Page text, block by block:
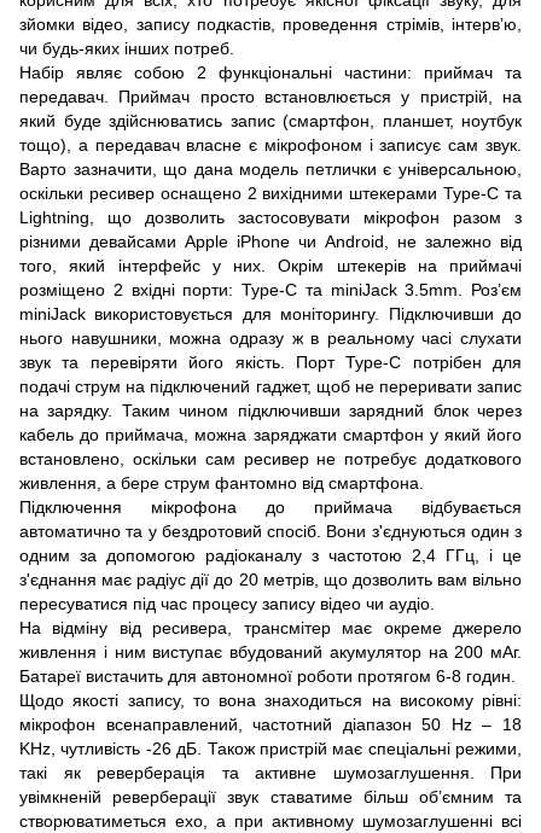
зйомки відео, запису подкастів, проведення стрімів, інтерв’ю,
чи будь-яких інших потреб.
Набір являє собою 2 функціональні частини: приймач та
передавач. Приймач просто встановлюється у пристрій, на
який буде здійснюватись запис (смартфон, планшет, ноутбук
тощо), а передавач власне є мікрофоном і записує сам звук.
Варто зазначити, що дана модель петлички є універсальною,
оскільки ресивер оснащено 2 вихідними штекерами Type-C та
Lightning, що дозволить застосовувати мікрофон разом з
різними девайсами Apple iPhone чи Android, не залежно від
того, який інтерфейс у них. Окрім штекерів на приймачі
розміщено 2 вхідні порти: Type-C та miniJack 3.5mm. Роз’єм
miniJack використовується для моніторингу. Підключивши до
нього навушники, можна одразу ж в реальному часі слухати
звук та перевіряти його якість. Порт Type-C потрібен для
подачі струм на підключений гаджет, щоб не переривати запис
на зарядку. Таким чином підключивши зарядний блок через
кабель до приймача, можна заряджати смартфон у який його
встановлено, оскільки сам ресивер не потребує додаткового
живлення, а бере струм фантомно від смартфона.
Підключення мікрофона до приймача відбувається
автоматично та у бездротовий спосіб. Вони з'єднуються один з
одним за допомогою радіоканалу з частотою 2,4 ГГц, і це
з'єднання має радіус дії до 20 метрів, що дозволить вам вільно
пересуватися під час процесу запису відео чи аудіо.
На відміну від ресивера, трансмітер має окреме джерело
живлення і ним виступає вбудований акумулятор на 200 мАг.
Батареї вистачить для автономної роботи протягом 6-8 годин.
Щодо якості запису, то вона знаходиться на високому рівні:
мікрофон всенаправлений, частотний діапазон 50 Hz – 18
KHz, чутливість -26 дБ. Також пристрій має спеціальні режими,
такі як реверберація та активне шумозаглушення. При
увімкненій реверберації звук ставатиме більш об’ємним та
створюватиметься ехо, а при активному шумозаглушенні всі